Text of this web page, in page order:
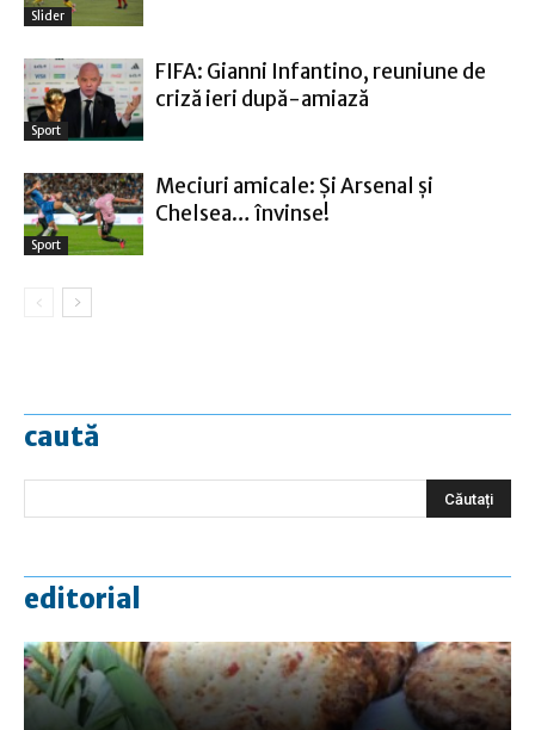
Slider
Sport
FIFA: Gianni Infantino, reuniune de
criză ieri după-amiază
Sport
Meciuri amicale: Şi Arsenal şi
Chelsea… învinse!
caută
editorial